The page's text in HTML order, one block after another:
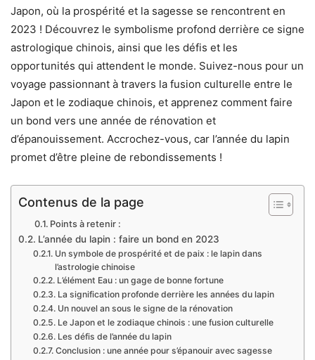
Japon, où la prospérité et la sagesse se rencontrent en
2023 ! Découvrez le symbolisme profond derrière ce signe
astrologique chinois, ainsi que les défis et les
opportunités qui attendent le monde. Suivez-nous pour un
voyage passionnant à travers la fusion culturelle entre le
Japon et le zodiaque chinois, et apprenez comment faire
un bond vers une année de rénovation et
d’épanouissement. Accrochez-vous, car l’année du lapin
promet d’être pleine de rebondissements !
Contenus de la page
Points à retenir :
L’année du lapin : faire un bond en 2023
Un symbole de prospérité et de paix : le lapin dans
l’astrologie chinoise
L’élément Eau : un gage de bonne fortune
La signification profonde derrière les années du lapin
Un nouvel an sous le signe de la rénovation
Le Japon et le zodiaque chinois : une fusion culturelle
Les défis de l’année du lapin
Conclusion : une année pour s’épanouir avec sagesse